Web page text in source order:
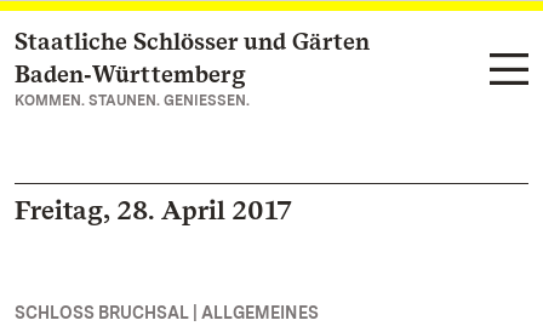
Zum Hauptinhalt springen
Staatliche Schlösser und Gärten
Baden‑Württemberg
KOMMEN. STAUNEN. GENIESSEN.
Freitag, 28. April 2017
SCHLOSS BRUCHSAL | ALLGEMEINES